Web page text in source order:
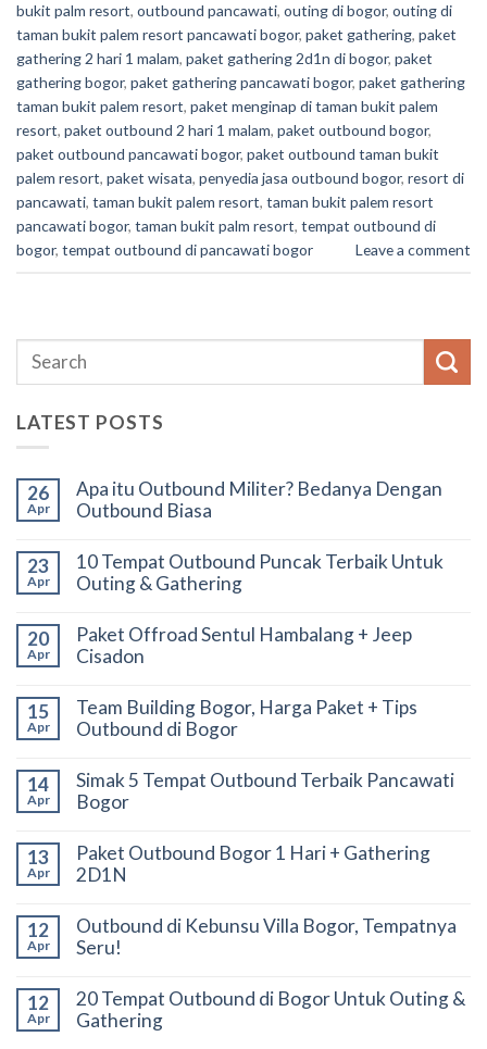
bukit palm resort, outbound pancawati, outing di bogor, outing di
taman bukit palem resort pancawati bogor, paket gathering, paket
gathering 2 hari 1 malam, paket gathering 2d1n di bogor, paket
gathering bogor, paket gathering pancawati bogor, paket gathering
taman bukit palem resort, paket menginap di taman bukit palem
resort, paket outbound 2 hari 1 malam, paket outbound bogor,
paket outbound pancawati bogor, paket outbound taman bukit
palem resort, paket wisata, penyedia jasa outbound bogor, resort di
pancawati, taman bukit palem resort, taman bukit palem resort
pancawati bogor, taman bukit palm resort, tempat outbound di
bogor, tempat outbound di pancawati bogor Leave a comment
LATEST POSTS
26
Apr
Apa itu Outbound Militer? Bedanya Dengan
Outbound Biasa
23
Apr
10 Tempat Outbound Puncak Terbaik Untuk
Outing & Gathering
20
Apr
Paket Offroad Sentul Hambalang + Jeep
Cisadon
15
Apr
Team Building Bogor, Harga Paket + Tips
Outbound di Bogor
14
Apr
Simak 5 Tempat Outbound Terbaik Pancawati
Bogor
13
Apr
Paket Outbound Bogor 1 Hari + Gathering
2D1N
12
Apr
Outbound di Kebunsu Villa Bogor, Tempatnya
Seru!
12
Apr
20 Tempat Outbound di Bogor Untuk Outing &
Gathering